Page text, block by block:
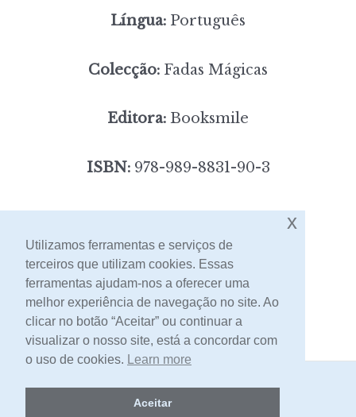
Língua: Português
Colecção: Fadas Mágicas
Editora: Booksmile
ISBN:978-989-8831-90-3
[portes incluídos]
Contacto
2026 -Livraria Egrégora
Utilizamos ferramentas e serviços de
terceiros que utilizam cookies. Essas
ferramentas ajudam-nos a oferecer uma
melhor experiência de navegação no site. Ao
clicar no botão “Aceitar” ou continuar a
visualizar o nosso site, está a concordar com
o uso de cookies. Learn more
Aceitar
x